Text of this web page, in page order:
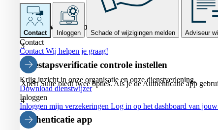
Contact Inloggen Schade of wijzigingen melden Adviseur
Contact
Contact Wij helpen je graag!
Krijg inzicht in onze organisatie en onze dienstverlening.
Download dienstwijzer
Inloggen
Inloggen mijn verzekeringen Log in op het dashboard van
Stel je wachtwoord in
3
tweestapsverificatie controle instellen
Xpert Suite biedt twee opties. Als je de Authenticatie app
4
Authenticatie app